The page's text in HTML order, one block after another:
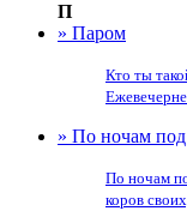
П
» Паром
Кто ты
» По ночам
По ночам
коров